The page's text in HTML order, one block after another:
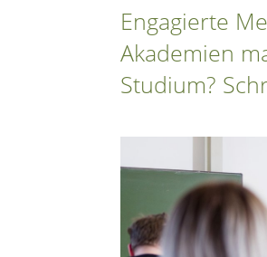
Engagierte
Akademien
Studium?